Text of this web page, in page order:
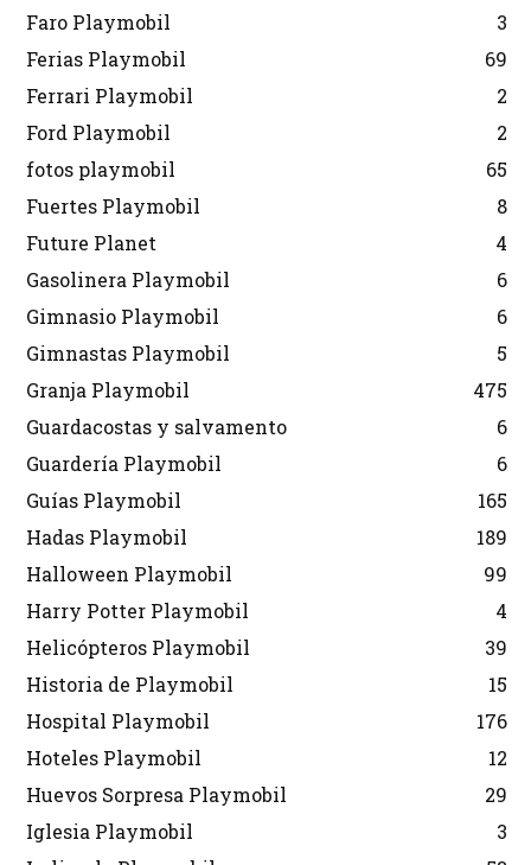
Faro Playmobil
3
Ferias Playmobil
69
Ferrari Playmobil
2
Ford Playmobil
2
fotos playmobil
65
Fuertes Playmobil
8
Future Planet
4
Gasolinera Playmobil
6
Gimnasio Playmobil
6
Gimnastas Playmobil
5
Granja Playmobil
475
Guardacostas y salvamento
6
Guardería Playmobil
6
Guías Playmobil
165
Hadas Playmobil
189
Halloween Playmobil
99
Harry Potter Playmobil
4
Helicópteros Playmobil
39
Historia de Playmobil
15
Hospital Playmobil
176
Hoteles Playmobil
12
Huevos Sorpresa Playmobil
29
Iglesia Playmobil
3